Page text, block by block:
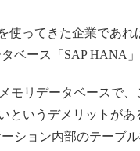
使ってきた企業であ
ベース「SAP HANA」
モリデータベースで、
というデメリットが
ション内部のテーブ